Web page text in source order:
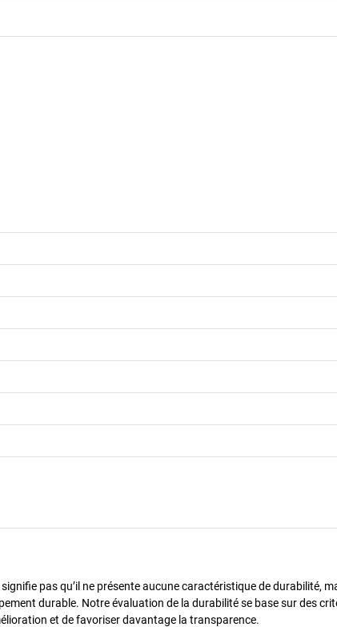
pas qu’il ne présente aucune caractéristique de durabilité,
durable. Notre évaluation de la durabilité se base sur des
et de favoriser davantage la transparence.